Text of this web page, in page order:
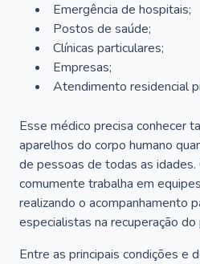
Emergência de hospitais;
Postos de saúde;
Clínicas particulares;
Empresas;
Atendimento residencial
Esse médico precisa conhecer
aparelhos do corpo humano
de pessoas de todas as idades.
comumente trabalha em
realizando o acompanhamento
especialistas na recuperação do
Entre as principais condições e